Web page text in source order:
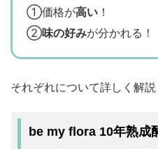
①価格が高い ！
②味の好みが分かれる！
それぞれについて詳しく解
be my flora 10年熟成